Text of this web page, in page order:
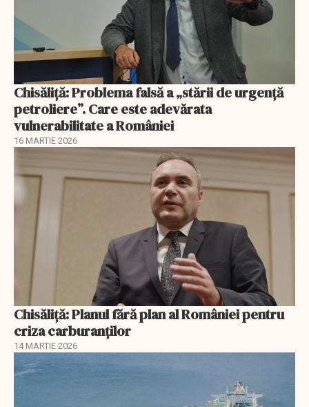
Chisăliță: Problema falsă a „stării de urgență
petroliere”. Care este adevărata
vulnerabilitate a României
16 MARTIE 2026
Chisăliță: Planul fără plan al României pentru
criza carburanților
14 MARTIE 2026